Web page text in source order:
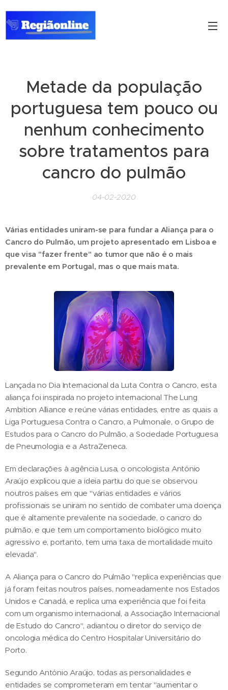
Metade da população
portuguesa tem pouco ou
nenhum conhecimento
sobre tratamentos para
cancro do pulmão
04-02-2020
Várias entidades uniram-se para fundar a Aliança para o
Cancro do Pulmão, um projeto apresentado em Lisboa e
que visa "fazer frente" ao tumor que não é o mais
prevalente em Portugal, mas o que mais mata.
Lançada no Dia Internacional da Luta Contra o Cancro, esta
aliança foi inspirada no projeto internacional The Lung
Ambition Alliance e reúne várias entidades, entre as quais a
Liga Portuguesa Contra o Cancro, a Pulmonale, o Grupo de
Estudos para o Cancro do Pulmão, a Sociedade Portuguesa
de Pneumologia e a AstraZeneca.
Em declarações à agência Lusa, o oncologista António
Araújo explicou que a ideia partiu do que se observou
noutros países em que "várias entidades e vários
profissionais se uniram no sentido de combater uma doença
que é altamente prevalente na sociedade, o cancro do
pulmão, e que tem um comportamento biológico muito
agressivo e, portanto, tem uma taxa de mortalidade muito
elevada".
A Aliança para o Cancro do Pulmão "replica experiências que
já foram feitas noutros países, nomeadamente nos Estados
Unidos e Canadá, e replica uma experiência que foi feita
com um organismo internacional, a Associação Internacional
de Estudo do Cancro", adiantou o diretor do serviço de
oncologia médica do Centro Hospitalar Universitário do
Porto.
Segundo António Araújo, todas as personalidades e
entidades se comprometeram em tentar "aumentar o